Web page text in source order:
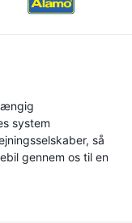
system
så
gennem os til en